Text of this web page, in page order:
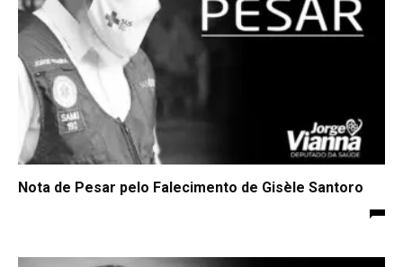
Nota de Pesar pelo Falecimento de Gisèle Santoro